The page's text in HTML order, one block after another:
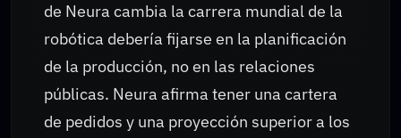
de Neura cambia la carrera mundial de la
robótica debería fijarse en la planificación
de la producción, no en las relaciones
públicas. Neura afirma tener una cartera
de pedidos y una proyección superior a los